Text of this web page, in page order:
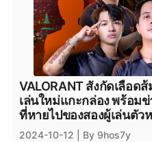
VCT_2024 #
# VCT_2025 #ทีมvalorant #
#เกมriotgames #riotgames
#FPS #youtube #Youtube
VALORANT สังกัดเลือดส้
เล่นใหม่แกะกล่อง พร้อม
ที่หายไปของสองผู้เล่นตัว
2024-10-12 | By 9hos7y